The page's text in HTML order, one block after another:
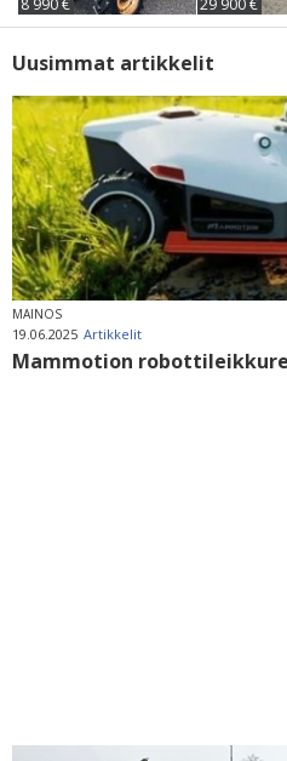
Uusimmat artikkelit
MAINOS
19.06.2025 Artikkelit
Mammotion